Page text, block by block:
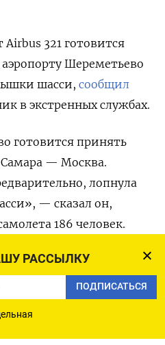
РАССЫЛКУ
ПОДПИСАТЬСЯ
321 готовится
Шереметьево
шасси, сообщил
в экстренных службах.
готовится принять
— Москва.
лопнула
— сказал он,
186 человек.
Airbus A319
следовавший
вынужденную
Вод.